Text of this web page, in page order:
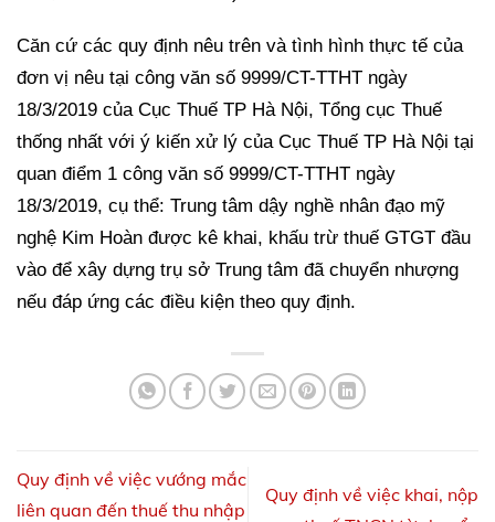
Căn cứ các quy định nêu trên và tình hình thực tế của
đơn vị nêu tại công văn số 9999/CT-TTHT ngày
18/3/2019 của Cục Thuế TP Hà Nội, Tổng cục Thuế
thống nhất với ý kiến xử lý của Cục Thuế TP Hà Nội tại
quan điểm 1 công văn số 9999/CT-TTHT ngày
18/3/2019, cụ thể: Trung tâm dậy nghề nhân đạo mỹ
nghệ Kim Hoàn được kê khai, khấu trừ thuế GTGT đầu
vào để xây dựng trụ sở Trung tâm đã chuyển nhượng
nếu đáp ứng các điều kiện theo quy định.
Quy định về việc vướng mắc
liên quan đến thuế thu nhập
Quy định về việc khai, nộp